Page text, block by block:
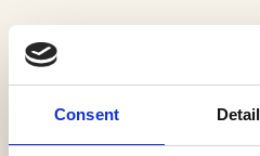
Consent
Brand
Il Fanale
Kategorier